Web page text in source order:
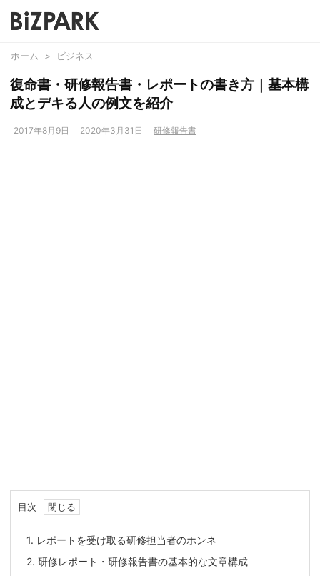
ホーム > ビジネス
復命書・研修報告書・レポートの書き方｜基本構
成とデキる人の例文を紹介
2017年8月9日 2020年3月31日 研修報告書
目次
1. レポートを受け取る研修担当者のホンネ
2. 研修レポート・研修報告書の基本的な文章構成